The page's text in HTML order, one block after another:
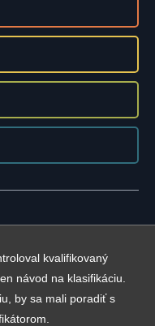
kvalifikovaný
návod na klasifikáciu.
by sa mali poradiť s